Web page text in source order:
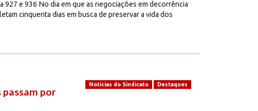
927 e 936 No dia em que as negociações em decorrência
cinquenta dias em busca de preservar a vida dos
Notícias do Sindicato Destaques
passam por